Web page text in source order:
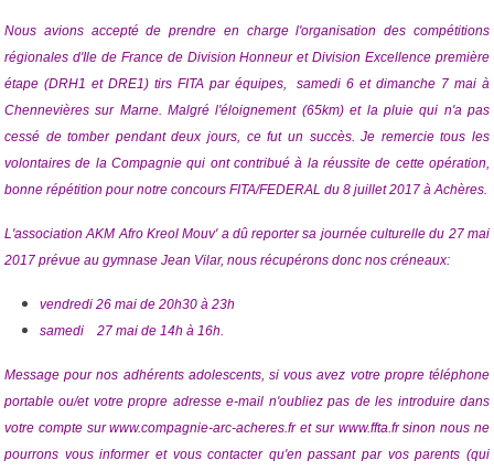
Nous avions accepté de prendre en charge l'organisation des compétitions
régionales d'Ile de France de Division Honneur et Division Excellence première
étape (DRH1 et DRE1) tirs FITA par équipes, samedi 6 et dimanche 7 mai à
Chennevières sur Marne. Malgré l'éloignement (65km) et la pluie qui n'a pas
cessé de tomber pendant deux jours, ce fut un succès. Je remercie tous les
volontaires de la Compagnie qui ont contribué à la réussite de cette opération,
bonne répétition pour notre concours FITA/FEDERAL du 8 juillet 2017 à Achères.
L'association AKM Afro Kreol Mouv' a dû reporter sa journée culturelle du 27 mai
2017 prévue au gymnase Jean Vilar, nous récupérons donc nos créneaux:
vendredi 26 mai de 20h30 à 23h
samedi 27 mai de 14h à 16h.
Message pour nos adhérents adolescents, si vous avez votre propre téléphone
portable ou/et votre propre adresse e-mail n'oubliez pas de les introduire dans
votre compte sur www.compagnie-arc-acheres.fr et sur www.ffta.fr sinon nous ne
pourrons vous informer et vous contacter qu'en passant par vos parents (qui